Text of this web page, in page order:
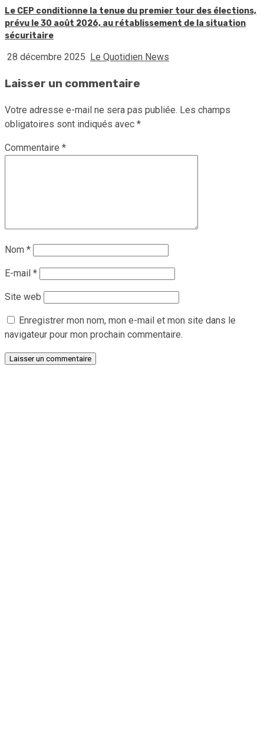
Le CEP conditionne la tenue du premier tour des élections,
prévu le 30 août 2026, au rétablissement de la situation
sécuritaire
28 décembre 2025 Le Quotidien News
Laisser un commentaire
Votre adresse e-mail ne sera pas publiée. Les champs
obligatoires sont indiqués avec *
Commentaire *
Nom *
E-mail *
Site web
Enregistrer mon nom, mon e-mail et mon site dans le
navigateur pour mon prochain commentaire.